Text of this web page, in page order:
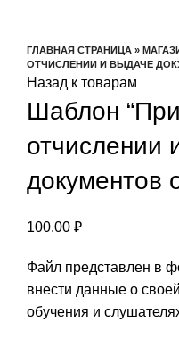
ГЛАВНАЯ СТРАНИЦА »
ОТЧИСЛЕНИИ И ВЫДАЧЕ
Назад к товарам
Шаблон
отчислении
документов
100.00 ₽
Файл представлен в
внести данные о
обучения и